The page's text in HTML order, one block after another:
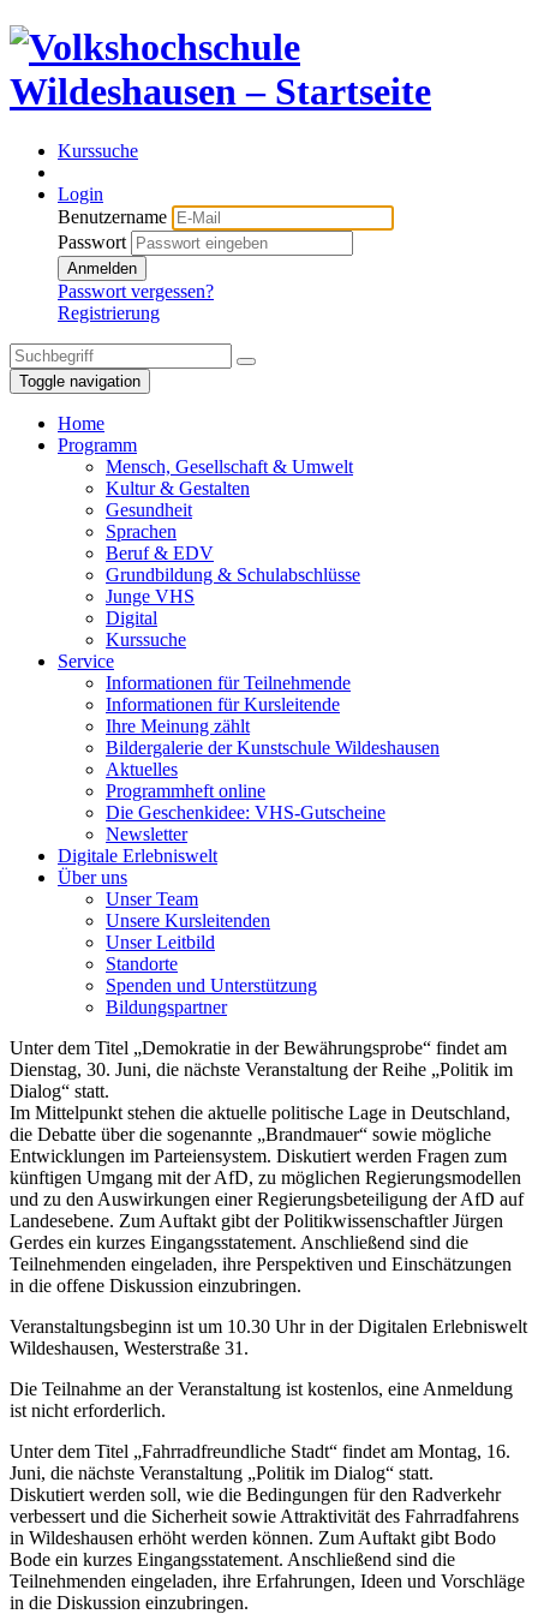
Kurssuche
Login
Benutzername
Passwort
Anmelden
Passwort vergessen?
Registrierung
Toggle navigation
Home
Programm
Mensch, Gesellschaft & Umwelt
Kultur & Gestalten
Gesundheit
Sprachen
Beruf & EDV
Grundbildung & Schulabschlüsse
Junge VHS
Digital
Kurssuche
Service
Informationen für Teilnehmende
Informationen für Kursleitende
Ihre Meinung zählt
Bildergalerie der Kunstschule Wildeshausen
Aktuelles
Programmheft online
Die Geschenkidee: VHS-Gutscheine
Newsletter
Digitale Erlebniswelt
Über uns
Unser Team
Unsere Kursleitenden
Unser Leitbild
Standorte
Spenden und Unterstützung
Bildungspartner
Unter dem Titel „Demokratie in der Bewährungsprobe“ findet am
Dienstag, 30. Juni, die nächste Veranstaltung der Reihe „Politik im
Dialog“ statt.
Im Mittelpunkt stehen die aktuelle politische Lage in Deutschland,
die Debatte über die sogenannte „Brandmauer“ sowie mögliche
Entwicklungen im Parteiensystem. Diskutiert werden Fragen zum
künftigen Umgang mit der AfD, zu möglichen Regierungsmodellen
und zu den Auswirkungen einer Regierungsbeteiligung der AfD auf
Landesebene. Zum Auftakt gibt der Politikwissenschaftler Jürgen
Gerdes ein kurzes Eingangsstatement. Anschließend sind die
Teilnehmenden eingeladen, ihre Perspektiven und Einschätzungen
in die offene Diskussion einzubringen.
Veranstaltungsbeginn ist um 10.30 Uhr in der Digitalen Erlebniswelt
Wildeshausen, Westerstraße 31.
Die Teilnahme an der Veranstaltung ist kostenlos, eine Anmeldung
ist nicht erforderlich.
Unter dem Titel „Fahrradfreundliche Stadt“ findet am Montag, 16.
Juni, die nächste Veranstaltung „Politik im Dialog“ statt.
Diskutiert werden soll, wie die Bedingungen für den Radverkehr
verbessert und die Sicherheit sowie Attraktivität des Fahrradfahrens
in Wildeshausen erhöht werden können. Zum Auftakt gibt Bodo
Bode ein kurzes Eingangsstatement. Anschließend sind die
Teilnehmenden eingeladen, ihre Erfahrungen, Ideen und Vorschläge
in die Diskussion einzubringen.